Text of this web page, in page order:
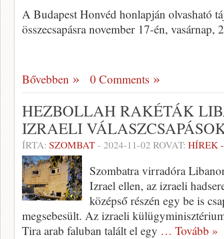
A Budapest Honvéd honlapján olvasható
összecsapásra november 17-én,
Bővebben 0 Comments
HEZBOLLAH RAKÉTÁK
IZRAELI
ÍRTA: SZOMBAT- 2024-11-02 ROVAT: HÍREK
Szombatra virradóra
Izrael ellen, az izraeli
középső részén egy be is
megsebesült. Az izraeli
Tira arab faluban talált el egy … Tovább »